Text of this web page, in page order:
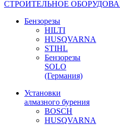
СТРОИТЕЛЬНОЕ
Бензорезы
HILTI
HUSQVARNA
STIHL
Бензорезы
SOLO
(Германия)
Установки
алмазного бурения
BOSCH
HUSQVARNA